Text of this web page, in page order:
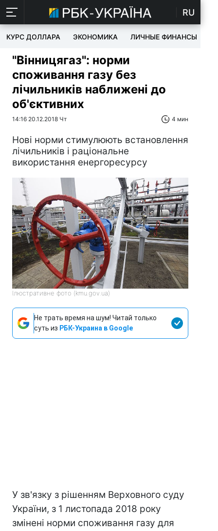
RU
КУРС ДОЛЛАРА ЭКОНОМИКА ЛИЧНЫЕ ФИНАНСЫ
"Вінницягаз": норми
споживання газу без
лічильників наближені до
об'єктивних
14:16 20.12.2018 Чт 4 мин
Нові норми стимулюють встановлення
лічильників і раціональне
використання енергоресурсу
Ілюстративне фото (kmu.gov.ua)
Не трать время на шум! Читай только
суть из РБК-Украина в Google
У зв'язку з рішенням Верховного суду
України, з 1 листопада 2018 року
змінені норми споживання газу для